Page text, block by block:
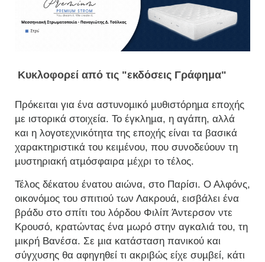
Κυκλοφορεί από τις "εκδόσεις Γράφημα"
Πρόκειται για ένα αστυνοµικό µυθιστόρηµα εποχής
µε ιστορικά στοιχεία. Το έγκληµα, η αγάπη, αλλά
και η λογοτεχνικότητα της εποχής είναι τα βασικά
χαρακτηριστικά του κειµένου, που συνοδεύουν τη
µυστηριακή ατµόσφαιρα µέχρι το τέλος.
Τέλος δέκατου ένατου αιώνα, στο Παρίσι. Ο Αλφόνς,
οικονόµος του σπιτιού των Λακρουά, εισβάλει ένα
βράδυ στο σπίτι του λόρδου Φιλίπ Άντερσον ντε
Κρουσό, κρατώντας ένα µωρό στην αγκαλιά του, τη
µικρή Βανέσα. Σε µια κατάσταση πανικού και
σύγχυσης θα αφηγηθεί τι ακριβώς είχε συµβεί, κάτι